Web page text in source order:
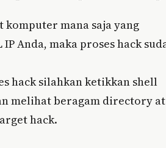
komputer mana saja yang
Anda, maka proses hack
hack silahkan ketikkan shell
melihat beragam directory
hack.